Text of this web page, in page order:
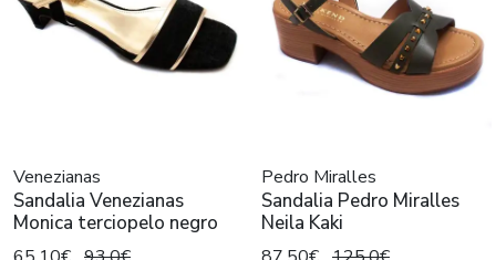
Venezianas
Sandalia Venezianas
Monica terciopelo negro
Pedro Miralles
Sandalia Pedro Miralles
Neila Kaki